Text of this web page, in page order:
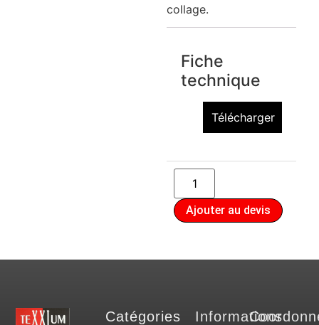
collage.
Fiche
technique
Télécharger
Ajouter au devis
Catégories
Informations